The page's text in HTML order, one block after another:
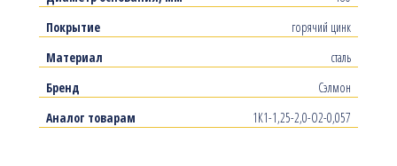
Покрытие
горячий цинк
Материал
сталь
Бренд
Сэлмон
Аналог товарам
1К1-1,25-2,0-О2-0,057